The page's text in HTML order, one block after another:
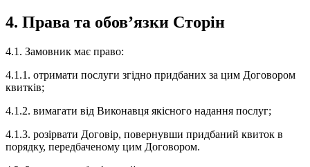
4. Права та обов’язки Сторін
4.1. Замовник має право:
4.1.1. отримати послуги згідно придбаних за цим Договором
квитків;
4.1.2. вимагати від Виконавця якісного надання послуг;
4.1.3. розірвати Договір, повернувши придбаний квиток в
порядку, передбаченому цим Договором.